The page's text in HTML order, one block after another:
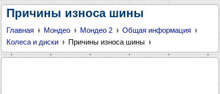
Причины износа шины
Главная Мондео Мондео 2
Общая информация
Колеса и диски
Причины износа шины